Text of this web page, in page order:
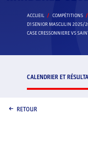
ACCUEIL COMPÉTITIONS
D1 SENIOR MASCULIN 2025/
CASE CRESSONNIERE VS
CALENDRIER ET
RETOUR